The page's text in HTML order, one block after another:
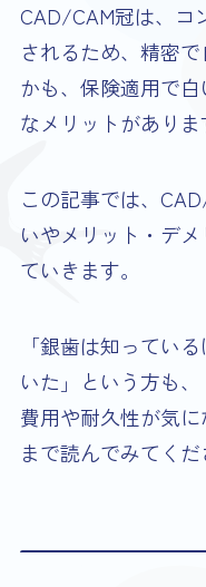
CAD/CAM冠は、コ
されるため、精密
かも、保険適用で
なメリットがありま
この記事では、
いやメリット・デ
ていきます。
「銀歯は知ってい
いた」という方も、
費用や耐久性が気
まで読んでみてくだ